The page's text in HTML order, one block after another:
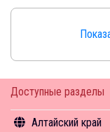
Доступные разделы
Алтайский край